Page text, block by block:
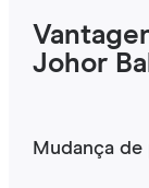
Johor
Mudança